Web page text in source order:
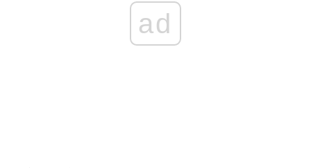
ad